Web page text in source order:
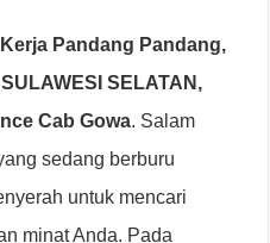
Pandang Pandang,
SELATAN,
Cab Gowa. Salam
sedang berburu
untuk mencari
minat Anda. Pada